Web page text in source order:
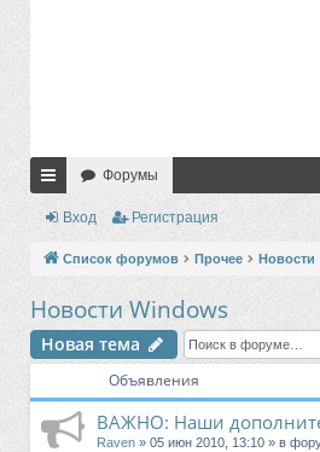
с
ы
и
Форумы
Вход Регистрация
Список форумов Прочее Новости
Новости Windows
Новая тема
Объявления
ВАЖНО: Наши
Raven » 05 июн 2010, 13:10 » в